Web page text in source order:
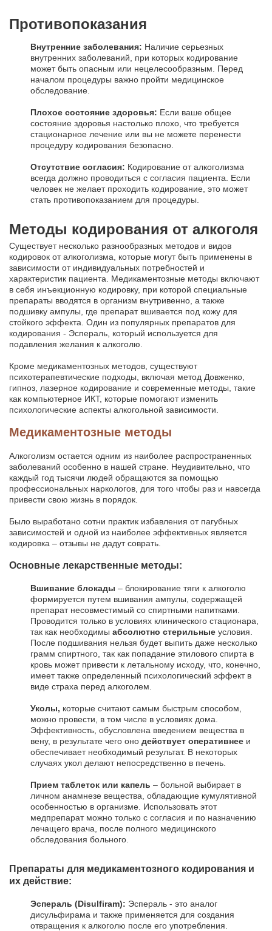
Противопоказания
Внутренние заболевания: Наличие серьезных
внутренних заболеваний, при которых кодирование
может быть опасным или нецелесообразным. Перед
началом процедуры важно пройти медицинское
обследование.
Плохое состояние здоровья: Если ваше общее
состояние здоровья настолько плохо, что требуется
стационарное лечение или вы не можете перенести
процедуру кодирования безопасно.
Отсутствие согласия: Кодирование от алкоголизма
всегда должно проводиться с согласия пациента. Если
человек не желает проходить кодирование, это может
стать противопоказанием для процедуры.
Методы кодирования от алкоголя
Существует несколько разнообразных методов и видов
кодировок от алкоголизма, которые могут быть применены в
зависимости от индивидуальных потребностей и
характеристик пациента. Медикаментозные методы включают
в себя инъекционную кодировку, при которой специальные
препараты вводятся в организм внутривенно, а также
подшивку ампулы, где препарат вшивается под кожу для
стойкого эффекта. Один из популярных препаратов для
кодирования - Эспераль, который используется для
подавления желания к алкоголю.
Кроме медикаментозных методов, существуют
психотерапевтические подходы, включая метод Довженко,
гипноз, лазерное кодирование и современные методы, такие
как компьютерное ИКТ, которые помогают изменить
психологические аспекты алкогольной зависимости.
Медикаментозные методы
Алкоголизм остается одним из наиболее распространенных
заболеваний особенно в нашей стране. Неудивительно, что
каждый год тысячи людей обращаются за помощью
профессиональных наркологов, для того чтобы раз и навсегда
привести свою жизнь в порядок.
Было выработано сотни практик избавления от пагубных
зависимостей и одной из наиболее эффективных является
кодировка – отзывы не дадут соврать.
Основные лекарственные методы:
Вшивание блокады – блокирование тяги к алкоголю
формируется путем вшивания ампулы, содержащей
препарат несовместимый со спиртными напитками.
Проводится только в условиях клинического стационара,
так как необходимы абсолютно стерильные условия.
После подшивания нельзя будет выпить даже несколько
грамм спиртного, так как попадание этилового спирта в
кровь может привести к летальному исходу, что, конечно,
имеет также определенный психологический эффект в
виде страха перед алкоголем.
Уколы, которые считают самым быстрым способом,
можно провести, в том числе в условиях дома.
Эффективность, обусловлена введением вещества в
вену, в результате чего оно действует оперативнее и
обеспечивает необходимый результат. В некоторых
случаях укол делают непосредственно в печень.
Прием таблеток или капель – больной выбирает в
личном анамнезе вещества, обладающие кумулятивной
особенностью в организме. Использовать этот
медпрепарат можно только с согласия и по назначению
лечащего врача, после полного медицинского
обследования больного.
Препараты для медикаментозного кодирования и
их действие:
Эспераль (Disulfiram): Эспераль - это аналог
дисульфирама и также применяется для создания
отвращения к алкоголю после его употребления.